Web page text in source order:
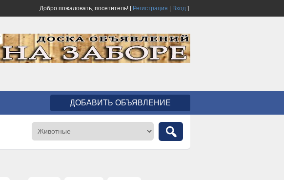
Добро пожаловать, посетитель! [ Регистрация Вход ]
ДОБАВИТЬ ОБЪЯВЛЕНИЕ